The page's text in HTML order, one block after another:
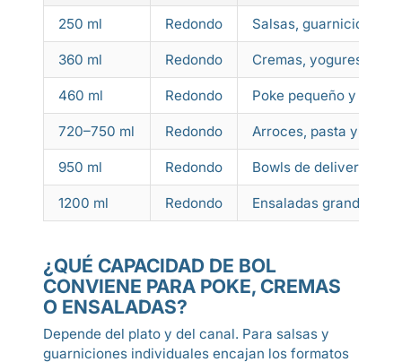
250 ml Redondo Salsas, guarniciones
360 ml Redondo Cremas, yogures y
460 ml Redondo Poke pequeño y
720–750 ml Redondo Arroces, pasta y poke
950 ml Redondo Bowls de delivery y
1200 ml Redondo Ensaladas grandes y
¿QUÉ CAPACIDAD DE BOL
CONVIENE PARA POKE, CREMAS
O ENSALADAS?
Depende del plato y del canal. Para salsas y
guarniciones individuales encajan los formatos